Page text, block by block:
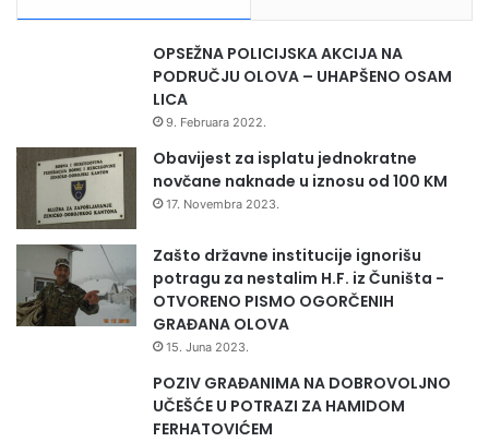
OPSEŽNA POLICIJSKA AKCIJA NA
PODRUČJU OLOVA – UHAPŠENO OSAM
LICA
9. Februara 2022.
Obavijest za isplatu jednokratne
novčane naknade u iznosu od 100 KM
17. Novembra 2023.
Zašto državne institucije ignorišu
potragu za nestalim H.F. iz Čuništa -
OTVORENO PISMO OGORČENIH
GRAĐANA OLOVA
15. Juna 2023.
POZIV GRAĐANIMA NA DOBROVOLJNO
UČEŠĆE U POTRAZI ZA HAMIDOM
FERHATOVIĆEM